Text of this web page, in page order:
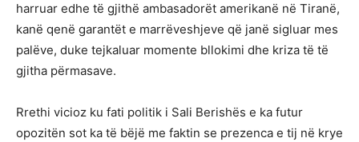
harruar edhe të gjithë ambasadorët amerikanë në Tiranë,
kanë qenë garantët e marrëveshjeve që janë sigluar mes
palëve, duke tejkaluar momente bllokimi dhe kriza të të
gjitha përmasave.
Rrethi vicioz ku fati politik i Sali Berishës e ka futur
opozitën sot ka të bëjë me faktin se prezenca e tij në krye